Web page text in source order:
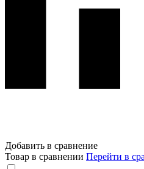
Добавить в сравнение
Товар в сравнении Перейти в